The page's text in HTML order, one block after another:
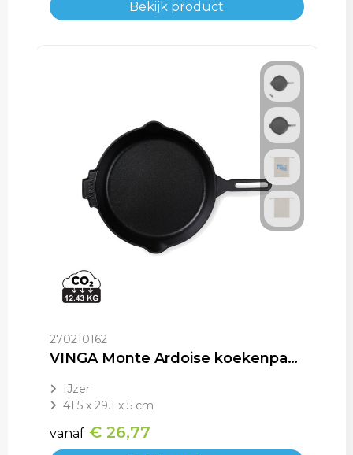
Bekijk product
270210162
VINGA Monte Ardoise koekenpan, 27 cm
IJzer
41.5 x 29.1 x 5 cm
vanaf € 26,77